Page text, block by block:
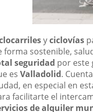
yciclovías
forma sostenible,
seguridad por este
es Valladolid.
en especial en
facilitarte el
de alquiler